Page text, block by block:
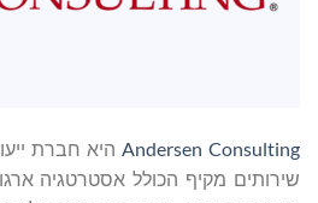
Andersen Consulting היא חברת
שירותים מקיף הכולל אסטרטגיה